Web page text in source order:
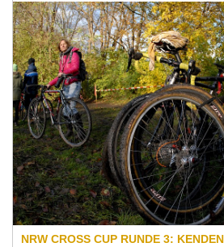
NRW CROSS CUP RUNDE 3: